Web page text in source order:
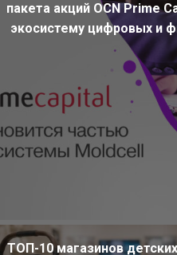
пакета акций OCN Prime
экосистему цифровых и
ТОП-10 магазинов